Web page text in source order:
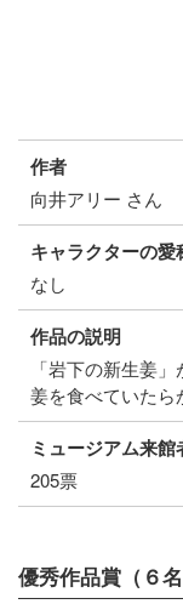
作者
向井アリー さん
キャラクターの愛
なし
作品の説明
「岩下の新生姜
姜を食べていたら
ミュージアム来館
205票
優秀作品賞（６名